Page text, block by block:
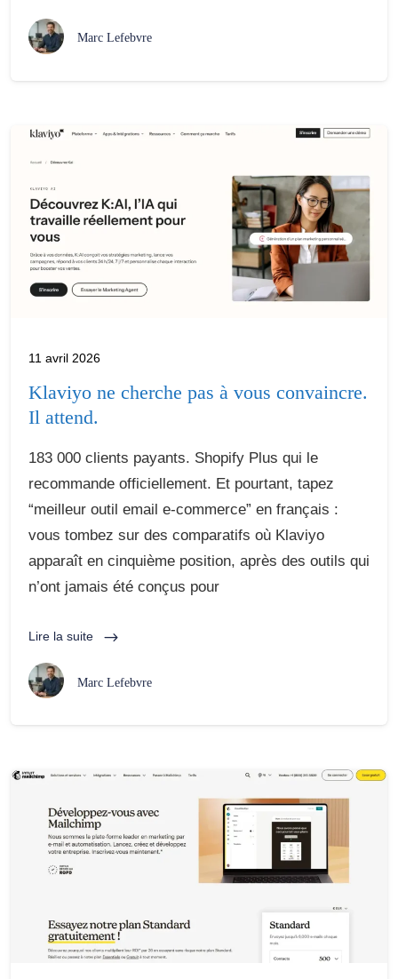
Marc Lefebvre
11 avril 2026
Klaviyo ne cherche pas à vous convaincre.
Il attend.
183 000 clients payants. Shopify Plus qui le
recommande officiellement. Et pourtant, tapez
“meilleur outil email e-commerce” en français :
vous tombez sur des comparatifs où Klaviyo
apparaît en cinquième position, après des outils qui
n’ont jamais été conçus pour
Lire la suite
Marc Lefebvre